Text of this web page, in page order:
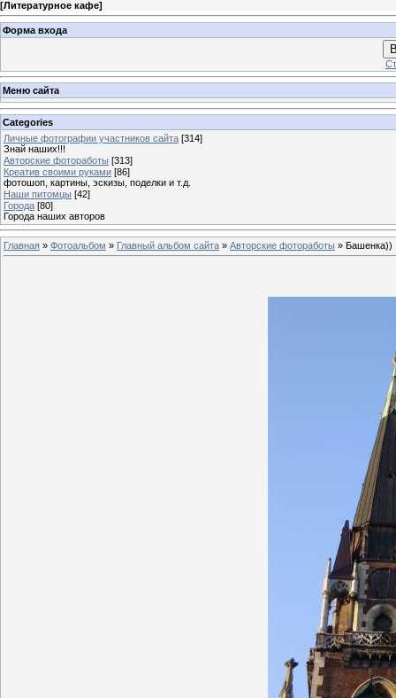
[Литературное кафе]
Форма входа
Меню сайта
Categories
Личные фотографии участников сайта [314]
Знай наших!!!
Авторские фотоработы [313]
Креатив своими руками [86]
фотошоп, картины, эскизы, поделки и т.д.
Наши питомцы [42]
Города [80]
Города наших авторов
Главная » Фотоальбом » Главный альбом сайта » Авторские фотоработы » Башенка))